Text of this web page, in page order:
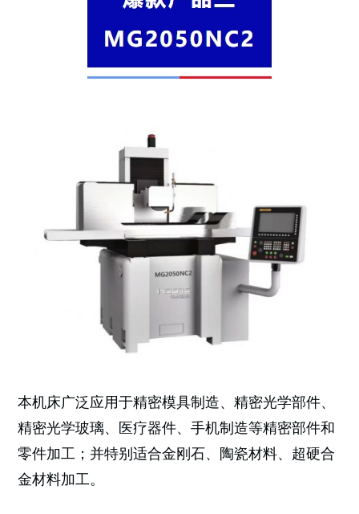
本机床广泛应用于精密模具制造、精密光学部件、
精密光学玻璃、医疗器件、手机制造等精密部件和
零件加工；并特别适合金刚石、陶瓷材料、超硬合
金材料加工。